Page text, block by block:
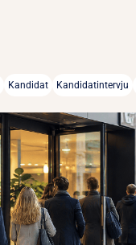
Kandidat Kandidatintervju